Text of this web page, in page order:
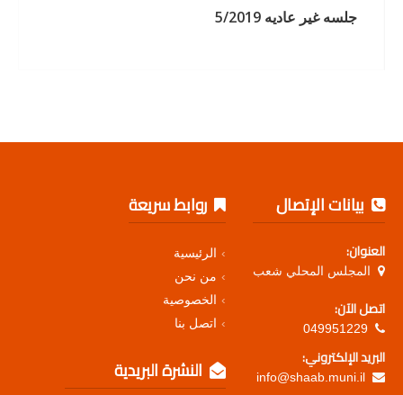
جلسه غير عاديه 5/2019
بيانات الإتصال
العنوان:
المجلس المحلي شعب
اتصل الآن:
049951229
البريد الإلكتروني:
info@shaab.muni.il
روابط سريعة
الرئيسية
من نحن
الخصوصية
اتصل بنا
النشرة البريدية